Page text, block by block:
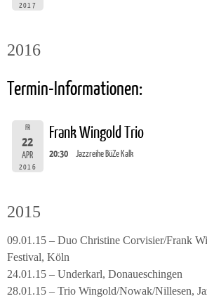
2017
2016
Termin-Informationen:
FR
22
APR
2016
Frank Wingold Trio
20:30 Jazzreihe BüZe Kalk
2015
09.01.15 – Duo Christine Corvisier/Frank
Festival, Köln
24.01.15 – Underkarl, Donaueschingen
28.01.15 – Trio Wingold/Nowak/Nillesen,